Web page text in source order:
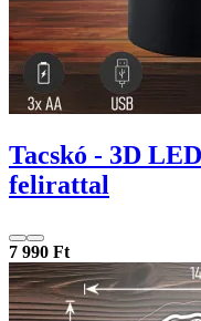
Tacskó - 3D
felirattal
7 990 Ft